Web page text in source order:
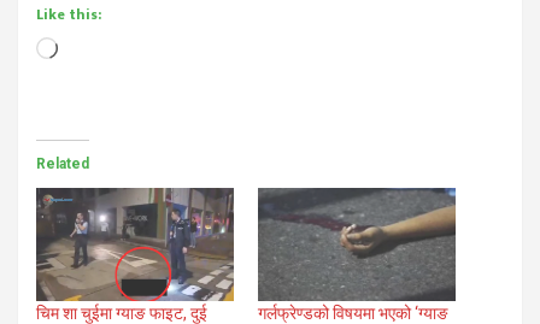
Like this:
Loading…
Related
चिम शा चुईमा ग्याङ फाइट, दुई
गर्लफ्रेण्डको विषयमा भएको ‘ग्याङ